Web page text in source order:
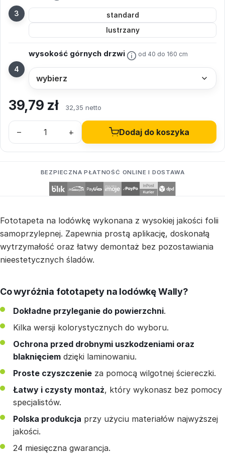
standard
lustrzany
wysokość górnych drzwi od 40 do 160 cm
39,79 zł 32,35 netto
– + Dodaj do koszyka
BEZPIECZNA PŁATNOŚĆ ONLINE I DOSTAWA
Fototapeta na lodówkę wykonana z wysokiej jakości folii
samoprzylepnej. Zapewnia prostą aplikację, doskonałą
wytrzymałość oraz łatwy demontaż bez pozostawiania
nieestetycznych śladów.
Co wyróżnia fototapety na lodówkę Wally?
Dokładne przyleganie do powierzchni.
Kilka wersji kolorystycznych do wyboru.
Ochrona przed drobnymi uszkodzeniami oraz
blaknięciem dzięki laminowaniu.
Proste czyszczenie za pomocą wilgotnej ściereczki.
Łatwy i czysty montaż, który wykonasz bez pomocy
specjalistów.
Polska produkcja przy użyciu materiałów najwyższej
jakości.
24 miesięczna gwarancja.